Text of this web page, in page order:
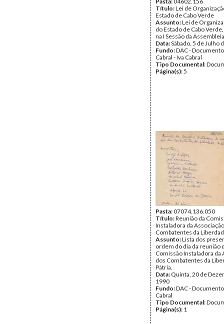
Título:Lei de
Estado de Cabo Verde
Assunto:Lei de
do Estado de Cabo
na I Sessão da
Data:Sábado, 5 de Julho
Fundo:DAC -
Cabral - Iva Cabral
Tipo Documental:
Página(s):5
Pasta:07074.136.050
Título:Reunião da
Instaladora da
Combatentes da
Assunto:Lista dos
ordem do dia da reunião
Comissão Instaladora da
dos Combatentes da
Pátria.
Data: Quinta, 20 de
1990
Fundo:DAC -
Cabral
Tipo Documental:
Página(s): 1